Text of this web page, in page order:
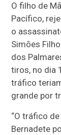
O filho de
Pacífico,
o
Simões
dos
tiros, no dia
tráfico
grande por
“O tráfico
Bernadete